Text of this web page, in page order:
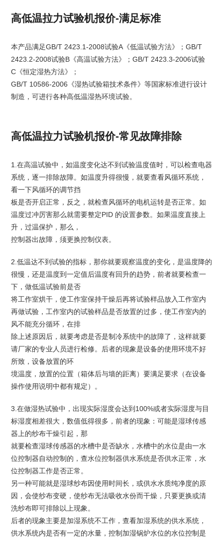
高低温拉力试验机报价-满足标准
本产品满足GB/T 2423.1-2008试验A《低温试验方法》；GB/T
2423.2-2008试验B《高温试验方法》；GB/T 2423.3-2006试验
C《恒定湿热方法》；
GB/T 10586-2006《湿热试验箱技术条件》等国家标准进行设计
制造，可进行各种高低温湿热环境试验。
高低温拉力试验机报价-常见故障排除
1.在高温试验中，如温度变化达不到试验温度值时，可以检查电器
系统，逐一排除故障。如温度升得很慢，就要查看风循环系统，
看一下风循环的调节挡
板是否开启正常，反之，就检查风循环的电机运转是否正常。如
温度过冲厉害那么就需要整定PID 的设置参数。如果温度直接上
升，过温保护，那么，
控制器出故障，须更换控制仪表。
2.低温达不到试验的指标，那你就要观察温度的变化，是温度降的
很慢，还是温度到一定值后温度有回升的趋势，前者就要检查一
下，做低温试验前是否
将工作室烘干，使工作室保持干燥后再将试验样品放入工作室内
再做试验，工作室内的试验样品是否放置的过多，使工作室内的
风不能充分循环，在排
除上述原因后，就要考虑是否是制冷系统中的故障了，这样就要
请厂家的专业人员进行检修。后者的现象是设备的使用环境不好
所致，设备放置的环
境温度，放置的位置（箱体后与墙的距离）要满足要求（在设备
操作使用说明中都有规定）。
3.在做湿热试验中，出现实际湿度会达到100%或者实际湿度与目
标湿度相差很大，数值低得很多，前者的现象：可能是湿球传感
器上的纱布干燥引起，那
就要检查湿球传感器的水槽中是否缺水，水槽中的水位是由一水
位控制器自动控制的，查水位控制器供水系统是否供水正常，水
位控制器工作是否正常。
另一种可能就是湿球纱布因使用时间长，或供水水质纯净度的原
因，会使纱布变硬，使纱布无法吸收水份而干燥，只要更换或清
洗纱布即可排除以上现象。
后者的现象主要是加湿系统不工作，查看加湿系统的供水系统，
供水系统内是否有一定的水量，控制加湿锅炉水位的水位控制是